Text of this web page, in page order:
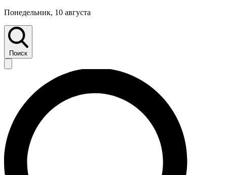
Понедельник, 10 августа
Поиск